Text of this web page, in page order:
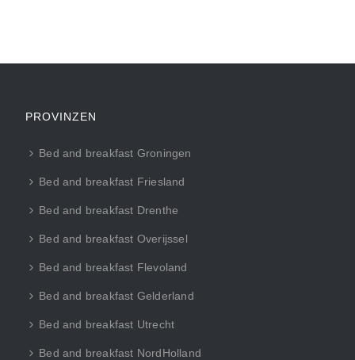
PROVINZEN
Bed and breakfast Groningen
Bed and breakfast Friesland
Bed and breakfast Drenthe
Bed and breakfast Overijssel
Bed and breakfast Flevoland
Bed and breakfast Gelderland
Bed and breakfast Utrecht
Bed and breakfast NordHolland